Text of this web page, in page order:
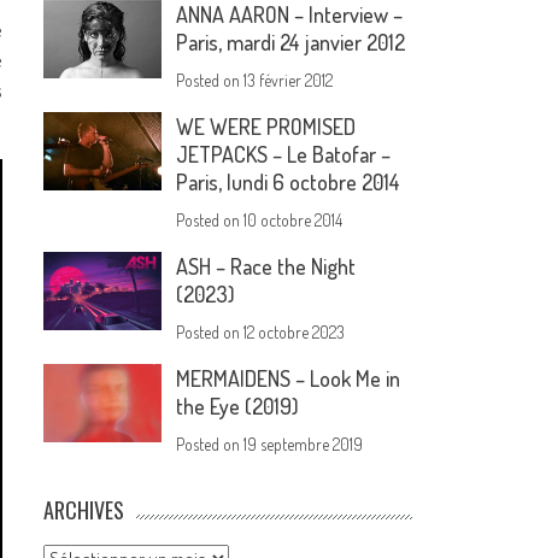
ANNA AARON – Interview –
Paris, mardi 24 janvier 2012
Posted on13 février 2012
WE WERE PROMISED
JETPACKS – Le Batofar –
Paris, lundi 6 octobre 2014
Posted on10 octobre 2014
ASH – Race the Night
(2023)
Posted on12 octobre 2023
MERMAIDENS – Look Me in
the Eye (2019)
Posted on19 septembre 2019
ARCHIVES